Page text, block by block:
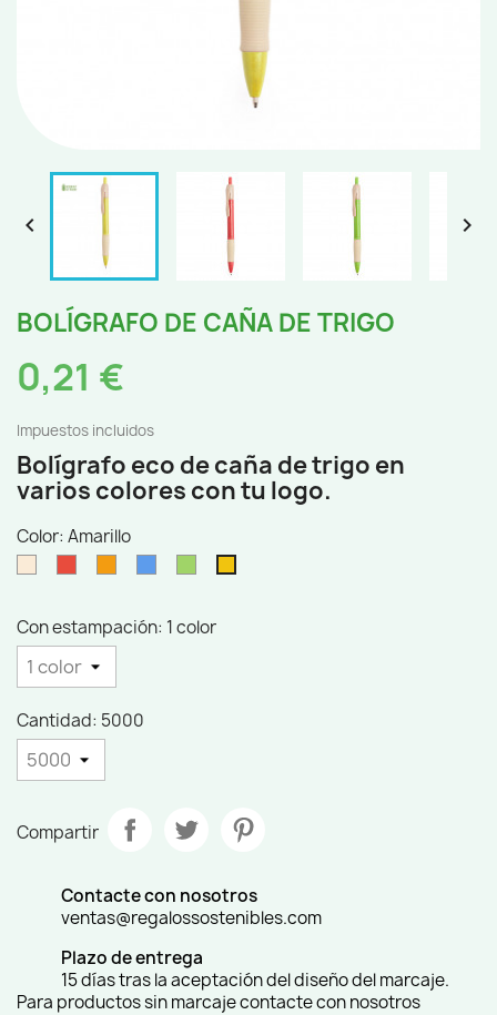
 
BOLÍGRAFO DE CAÑA DE TRIGO
0,21 €
Impuestos incluidos
Bolígrafo eco de caña de trigo en
varios colores con tu logo.
Color: Amarillo
Con estampación: 1 color
Cantidad: 5000
Compartir
Contacte con nosotros
ventas@regalossostenibles.com
Plazo de entrega
15 días tras la aceptación del diseño del marcaje.
Para productos sin marcaje contacte con nosotros